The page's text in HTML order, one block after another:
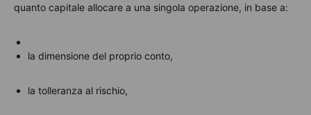
quanto capitale allocare a una singola operazione, in base a:
la dimensione del proprio conto,
la tolleranza al rischio,